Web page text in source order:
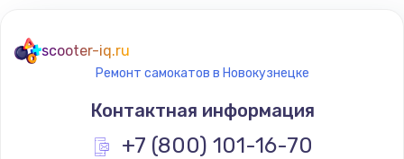
Замена термостата
1200 руб.
Заказать
scooter-iq.ru
Ремонт самокатов в Новокузнецке
Контактная информация
+7 (800) 101-16-70